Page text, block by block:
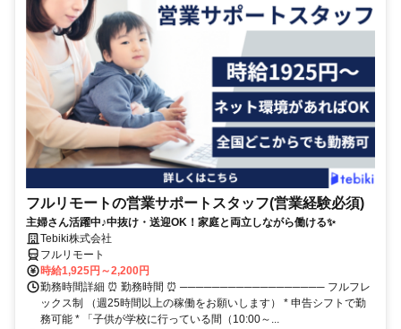
フルリモートの営業サポートスタッフ(営業経験必須)
主婦さん活躍中♪中抜け・送迎OK！家庭と両立しながら働ける✨
Tebiki株式会社
フルリモート
時給1,925円～2,200円
勤務時間詳細 ⏰ 勤務時間 ⏰ ────────────────── フルフレ
ックス制 （週25時間以上の稼働をお願いします） * 申告シフトで勤
務可能 * 「子供が学校に行っている間（10:00～...